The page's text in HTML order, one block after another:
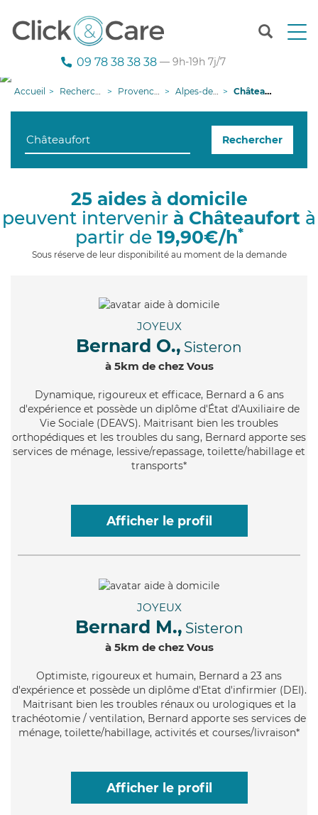
T
n
g
i
09 78 38 38 38 — 9h-19h 7j/7
Accueil Recherche aide à domicile Provence-Alpes-Côte d'Azur Alpes-de-Haute-Provence Châteaufort
Rechercher
25 aides à domicile
peuvent intervenir à Châteaufort à
partir de 19,90€/h*
Sous réserve de leur disponibilité au moment de la demande
JOYEUX
Bernard O., Sisteron
à 5km de chez Vous
Dynamique, rigoureux et efficace, Bernard a 6 ans
d'expérience et possède un diplôme d'État d'Auxiliaire de
Vie Sociale (DEAVS). Maitrisant bien les troubles
orthopédiques et les troubles du sang, Bernard apporte ses
services de ménage, lessive/repassage, toilette/habillage et
transports*
Afficher le profil
JOYEUX
Bernard M., Sisteron
à 5km de chez Vous
Optimiste, rigoureux et humain, Bernard a 23 ans
d'expérience et possède un diplôme d'Etat d'infirmier (DEI).
Maitrisant bien les troubles rénaux ou urologiques et la
trachéotomie / ventilation, Bernard apporte ses services de
ménage, toilette/habillage, activités et courses/livraison*
Afficher le profil